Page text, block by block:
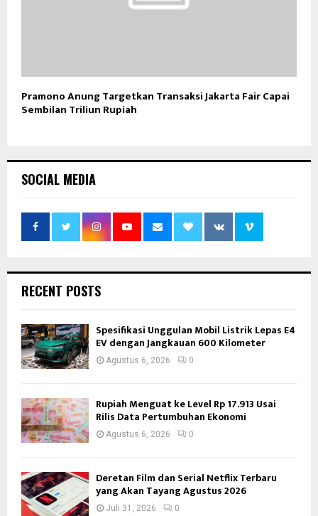
Pramono Anung Targetkan Transaksi Jakarta Fair Capai
Sembilan Triliun Rupiah
SOCIAL MEDIA
RECENT POSTS
Spesifikasi Unggulan Mobil Listrik Lepas E4
EV dengan Jangkauan 600 Kilometer
Agustus 6, 2026 0
Rupiah Menguat ke Level Rp 17.913 Usai
Rilis Data Pertumbuhan Ekonomi
Agustus 6, 2026 0
Deretan Film dan Serial Netflix Terbaru
yang Akan Tayang Agustus 2026
Juli 31, 2026 0